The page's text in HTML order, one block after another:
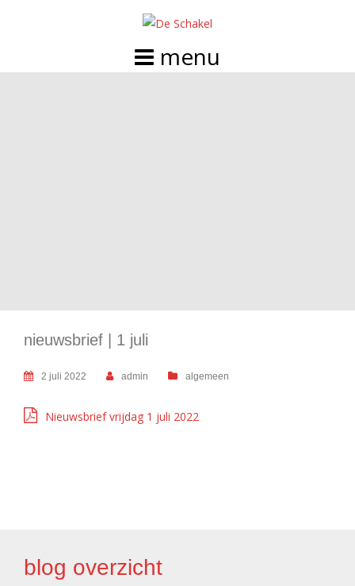
nieuwsbrief | 1 juli
2 juli 2022 admin algemeen
Nieuwsbrief vrijdag 1 juli 2022
blog overzicht